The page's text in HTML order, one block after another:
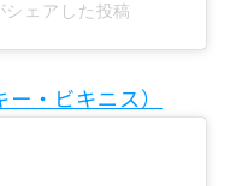
ェアした投稿
・ビキニス）